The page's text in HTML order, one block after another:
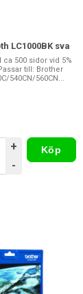
LC1000BK sva
500 sidor vid 5%
till: Brother
540CN/560CN...
+
-
Köp